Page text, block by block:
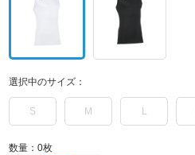
選択中のサイズ：
S M L
数量：0枚